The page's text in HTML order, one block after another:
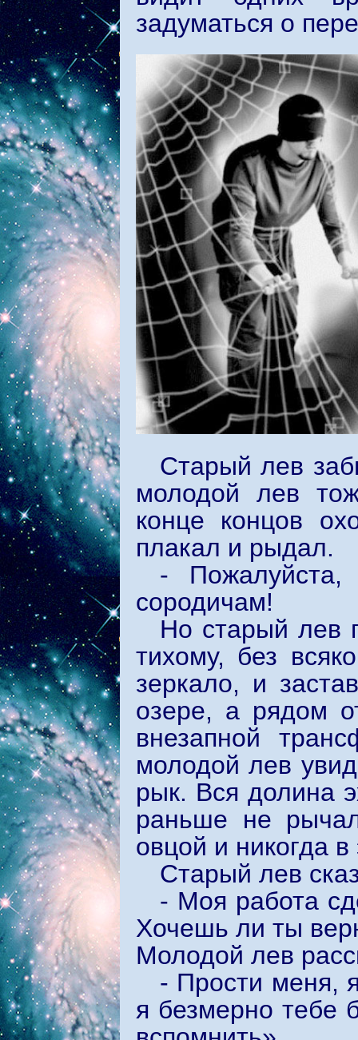
задуматься о
Старый лев
молодой лев
конце концов
плакал и рыдал.
-
сородичам!
Но старый лев
тихому, без
зеркало, и
озере, а рядом
внезапной
молодой лев
рык. Вся долина
раньше не
овцой и никогда
Старый лев
- Моя работа
Хочешь ли ты
Молодой лев
- Прости меня,
я безмерно тебе